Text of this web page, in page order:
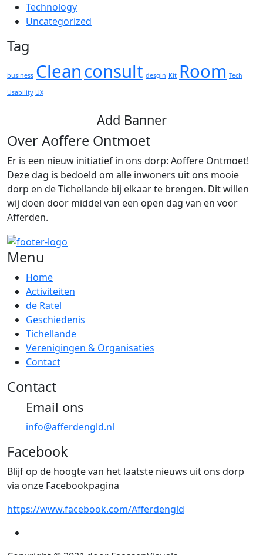
Technology
Uncategorized
Tag
business Cleanconsult desgin Kit Room Tech
Usability UX
Add Banner
Over Aoffere Ontmoet
Er is een nieuw initiatief in ons dorp: Aoffere Ontmoet!
Deze dag is bedoeld om alle inwoners uit ons mooie
dorp en de Tichellande bij elkaar te brengen. Dit willen
wij doen door middel van een open dag van en voor
Afferden.
Menu
Home
Activiteiten
de Ratel
Geschiedenis
Tichellande
Verenigingen & Organisaties
Contact
Contact
Email ons
info@afferdengld.nl
Facebook
Blijf op de hoogte van het laatste nieuws uit ons dorp
via onze Facebookpagina
https://www.facebook.com/Afferdengld